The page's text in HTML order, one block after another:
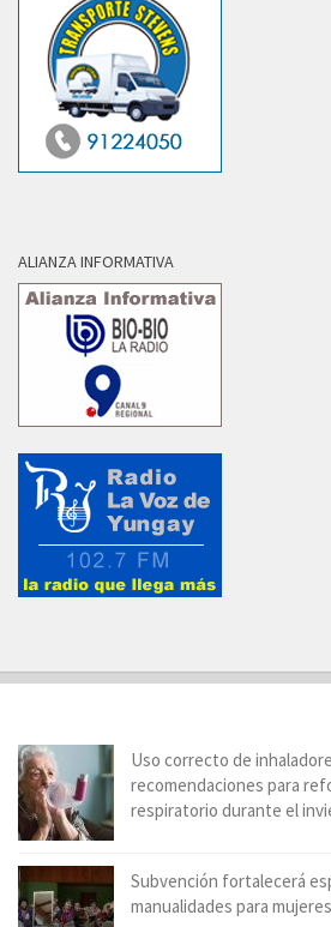
ALIANZA INFORMATIVA
Uso correcto de
recomendaciones para
respiratorio durante el
Subvención fortalecerá
manualidades para